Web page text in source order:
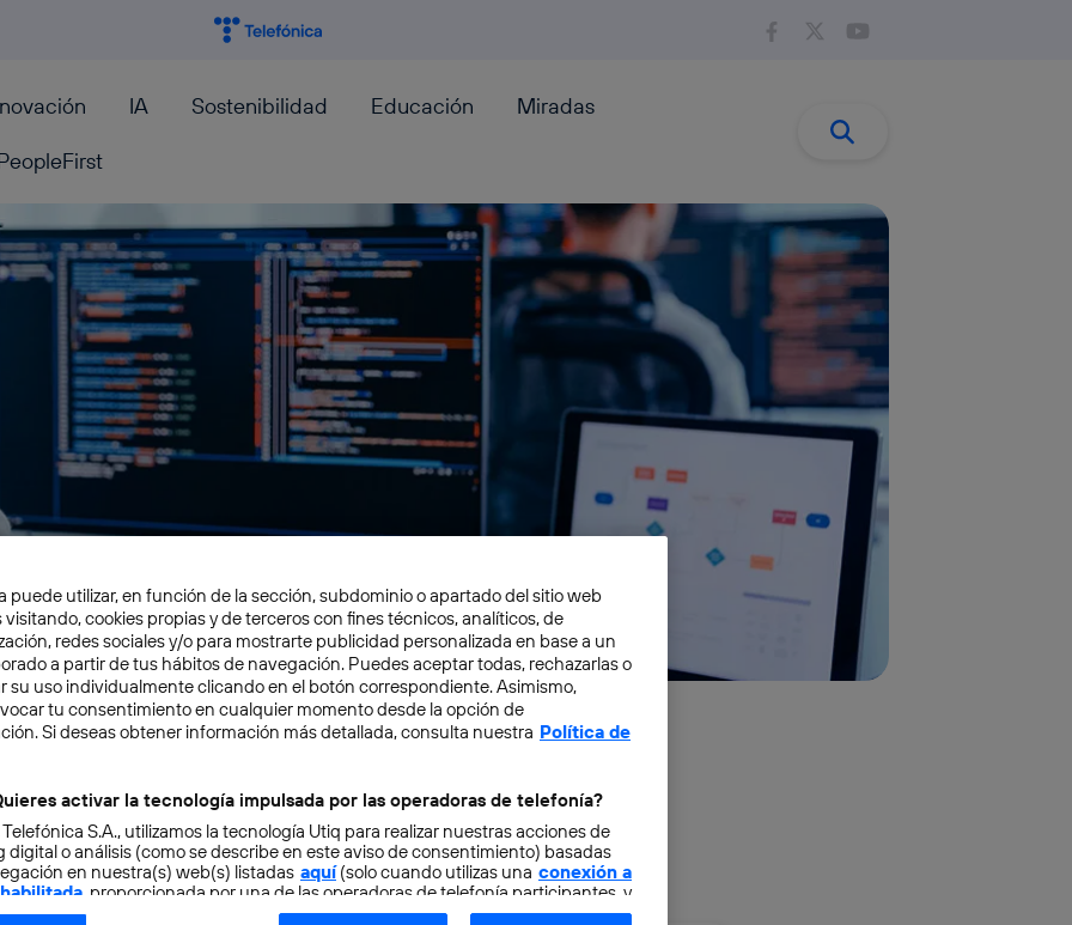
IA Sostenibilidad Educación
Miradas
Buscar
,INNOVACIÓN 5 min
II: Arquitectura y
puede utilizar, en función de la sección, subdominio o apartado del sitio web
visitando, cookies propias y de terceros con fines técnicos, analíticos, de
redes sociales y/o para mostrarte publicidad personalizada en base a un
a partir de tus hábitos de navegación. Puedes aceptar todas, rechazarlas o
su uso individualmente clicando en el botón correspondiente. Asimismo,
tu consentimiento en cualquier momento desde la opción de
Si deseas obtener información más detallada, consulta nuestra Política de
activar la tecnología impulsada por las operadoras de telefonía?
S.A., utilizamos la tecnología Utiq para realizar nuestras acciones de
digital o análisis (como se describe en este aviso de consentimiento) basadas
en nuestra(s) web(s) listadas aquí(solo cuando utilizas una conexión a
, proporcionada por una de las operadoras de telefonía participantes, y
consentimiento en cada página web).